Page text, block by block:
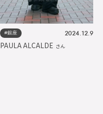
#銀座 2024.12.9
PAULA ALCALDE さん